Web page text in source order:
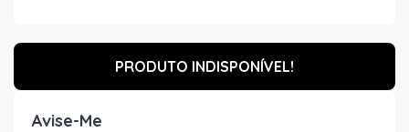
PRODUTO INDISPONÍVEL!
Avise-Me